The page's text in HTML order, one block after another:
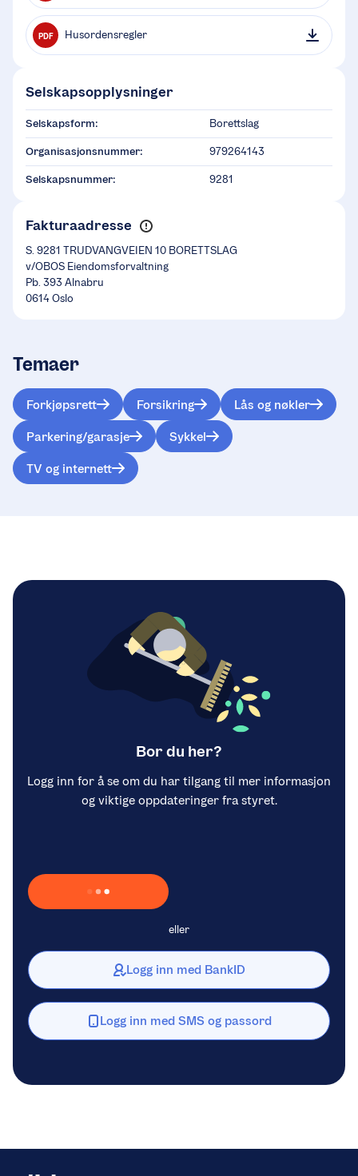
PDF Husordensregler
Selskapsopplysninger
Selskapsform: Borettslag
Organisasjonsnummer: 979264143
Selskapsnummer: 9281
Fakturaadresse
S. 9281 TRUDVANGVEIEN 10 BORETTSLAG
v/OBOS Eiendomsforvaltning
Pb. 393 Alnabru
0614 Oslo
Temaer
Forkjøpsrett Forsikring Lås og nøkler
Parkering/garasje Sykkel
TV og internett
Bor du her?
Logg inn for å se om du har tilgang til mer informasjon
og viktige oppdateringer fra styret.
Laster inn Vipps …
eller
Logg inn med BankID
Logg inn med SMS og passord